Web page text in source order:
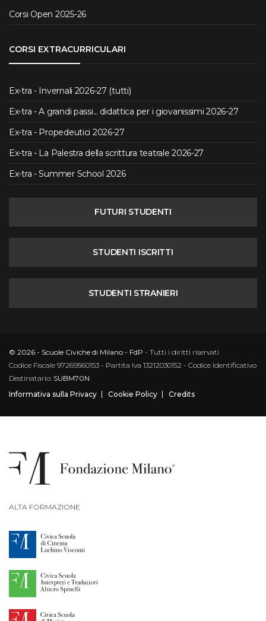
Corsi Open 2025-26
CORSI EXTRACURRICULARI
Ex-tra - Invernali 2026-27 (tutti)
Ex-tra - A grandi passi... didattica per i giovanissimi 2026-27
Ex-tra - Propedeutici 2026-27
Ex-tra - La Palestra della scrittura teatrale 2026-27
Ex-tra - Summer School 2026
FUTURI STUDENTI
STUDENTI ISCRITTI
STUDENTI STRANIERI
© 2026 - Scuole Civiche di Milano - FdP - Tutti i diritti riservati
Codice Fiscale 97269560153 - Partita Iva 13212030152 - Codice Identificativo
Destinatario: SUBM70N
Informativa sulla Privacy
Cookie Policy Credits
ALTA FORMAZIONE